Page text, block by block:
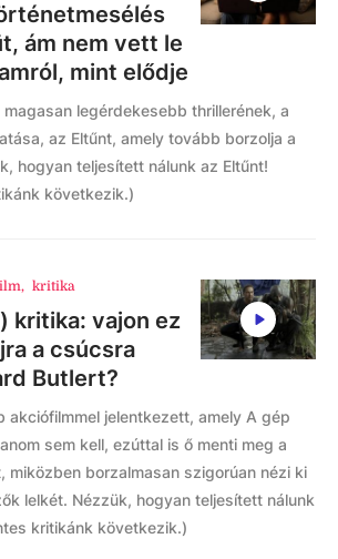
ám nem vett le
mint elődje
legérdekesebb thrillerének, a
az Eltűnt, amely tovább borzolja a
hogyan teljesített nálunk az Eltűnt!
következik.)
, kritika
kritika: vajon ez
a csúcsra
Butlert?
akciófilmmel jelentkezett, amely A gép
sem kell, ezúttal is ő menti meg a
miközben borzalmasan szigorúan nézi ki
lelkét. Nézzük, hogyan teljesített nálunk
kritikánk következik.)